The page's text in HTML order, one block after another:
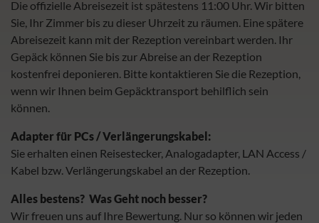
Die offizielle Abreisezeit ist spätestens 11:00 Uhr. Wir bitten
Sie, Ihr Zimmer bis zu dieser Uhrzeit zu räumen. Eine spätere
Abreisezeit kann mit der Rezeption vereinbart werden. Ihr
Gepäck können Sie bis zur Abreise an der Rezeption
kostenfrei deponieren. Bitte kontaktieren Sie die Rezeption,
wenn wir Ihnen beim Gepäcktransport behilflich sein
können.
Adapter für PCs / Verlängerungskabel:
Sie erhalten einen Reisestecker, Analogadapter, LAN Access /
Kabel bzw. Verlängerungskabel an der Rezeption.
Alles bestens? Was Geht noch besser?
Wir freuen uns auf Ihre Bewertung. Nur so können wir jeden